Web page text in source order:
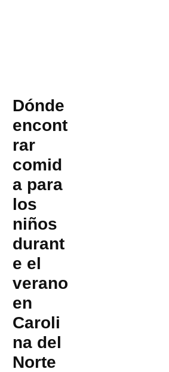
Dónde
encont
rar
comid
a para
los
niños
durant
e el
verano
en
Caroli
na del
Norte